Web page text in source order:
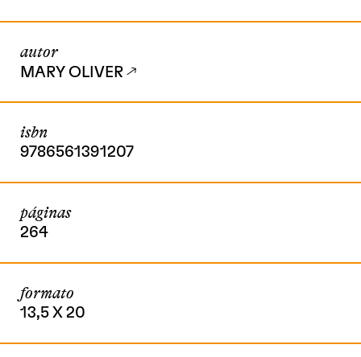
autor
MARY OLIVER
isbn
9786561391207
páginas
264
formato
13,5 X 20